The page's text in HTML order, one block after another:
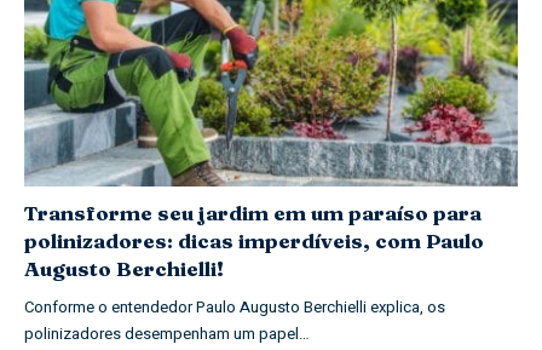
Transforme seu jardim em um paraíso para
polinizadores: dicas imperdíveis, com Paulo
Augusto Berchielli!
Conforme o entendedor Paulo Augusto Berchielli explica, os
polinizadores desempenham um papel…